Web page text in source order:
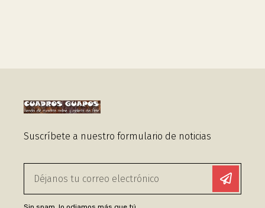
Suscríbete a nuestro formulario de noticias